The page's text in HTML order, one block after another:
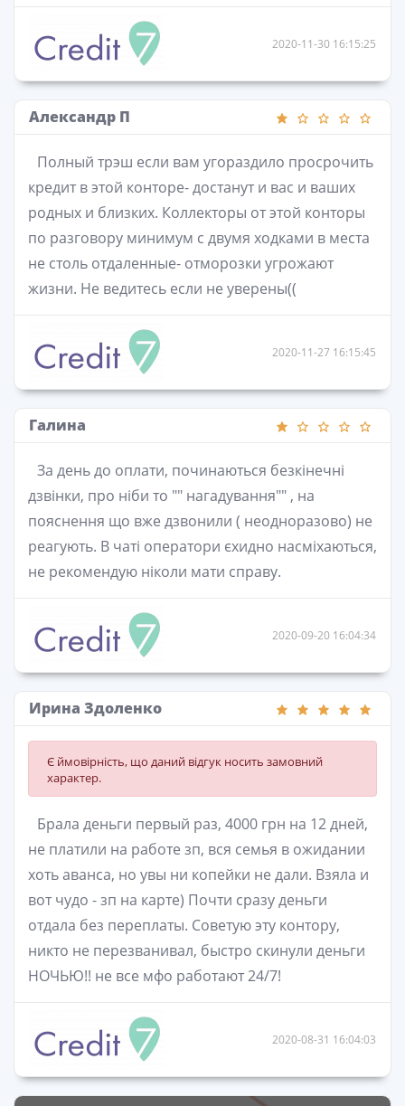
2020-11-30 16:15:25
Александр П
Полный трэш если вам угораздило просрочить
кредит в этой конторе- достанут и вас и ваших
родных и близких. Коллекторы от этой конторы
по разговору минимум с двумя ходками в места
не столь отдаленные- отморозки угрожают
жизни. Не ведитесь если не уверены((
2020-11-27 16:15:45
Галина
За день до оплати, починаються безкінечні
дзвінки, про ніби то "" нагадування"" , на
пояснення що вже дзвонили ( неодноразово) не
реагують. В чаті оператори єхидно насміхаються,
не рекомендую ніколи мати справу.
2020-09-20 16:04:34
Ирина Здоленко
Є ймовірність, що даний відгук носить замовний
характер.
Брала деньги первый раз, 4000 грн на 12 дней,
не платили на работе зп, вся семья в ожидании
хоть аванса, но увы ни копейки не дали. Взяла и
вот чудо - зп на карте) Почти сразу деньги
отдала без переплаты. Советую эту контору,
никто не перезванивал, быстро скинули деньги
НОЧЬЮ!! не все мфо работают 24/7!
2020-08-31 16:04:03